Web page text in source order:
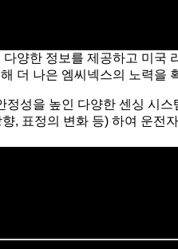
양한 정보를 제공하고 미국
더 나은 엠씨넥스의 노력을
성을 높인 다양한 센싱 시스
, 표정의 변화 등) 하여 운전